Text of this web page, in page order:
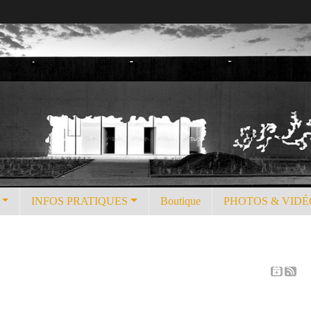
INFOS PRATIQUES Boutique PHOTOS &